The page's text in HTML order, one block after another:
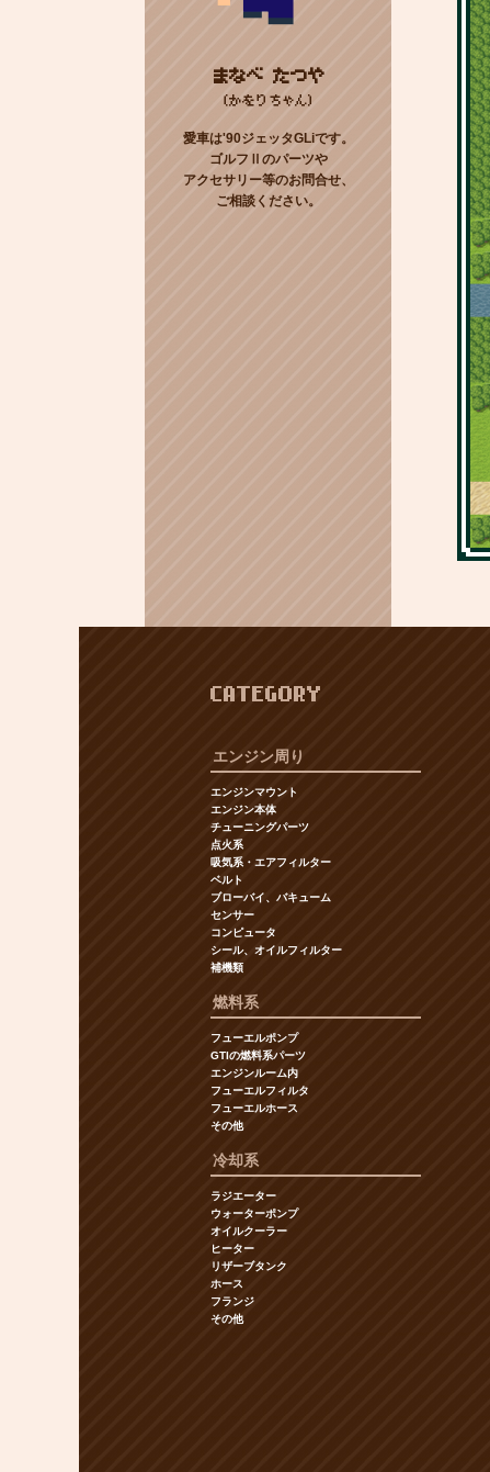
まなべ たつや
(かをりちゃん)
愛車は'90ジェッタGLiです。
ゴルフⅡのパーツや
アクセサリー等のお問合せ、
ご相談ください。
CATEGORY
エンジン周り
エンジンマウント
エンジン本体
チューニングパーツ
点火系
吸気系・エアフィルター
ベルト
ブローバイ、バキューム
センサー
コンピュータ
シール、オイルフィルター
補機類
燃料系
フューエルポンプ
GTIの燃料系パーツ
エンジンルーム内
フューエルフィルタ
フューエルホース
その他
冷却系
ラジエーター
ウォーターポンプ
オイルクーラー
ヒーター
リザーブタンク
ホース
フランジ
その他